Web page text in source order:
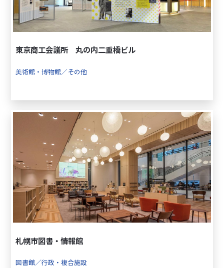
東京商工会議所 丸の内二重橋ビル
美術館・博物館／その他
札幌市図書・情報館
図書館／行政・複合施設